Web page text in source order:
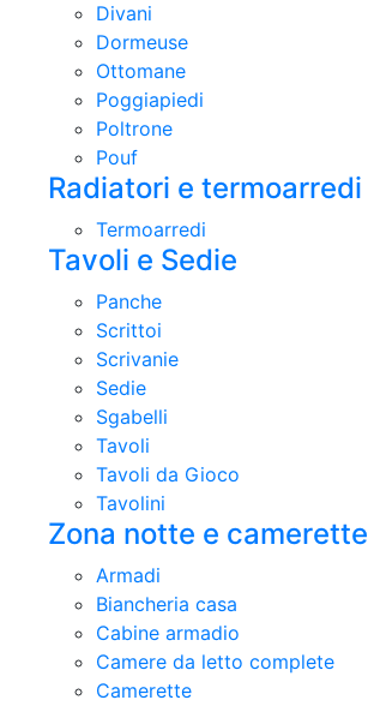
Divani
Dormeuse
Ottomane
Poggiapiedi
Poltrone
Pouf
Radiatori e termoarredi
Termoarredi
Tavoli e Sedie
Panche
Scrittoi
Scrivanie
Sedie
Sgabelli
Tavoli
Tavoli da Gioco
Tavolini
Zona notte e camerette
Armadi
Biancheria casa
Cabine armadio
Camere da letto complete
Camerette